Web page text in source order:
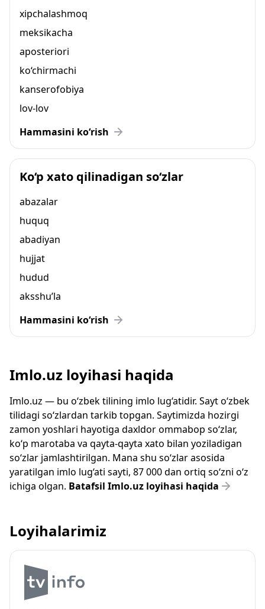
xipchalashmoq
meksikacha
aposteriori
ko‘chirmachi
kanserofobiya
lov-lov
Hammasini ko‘rish
Ko‘p xato qilinadigan so‘zlar
abazalar
huquq
abadiyan
hujjat
hudud
aksshu’la
Hammasini ko‘rish
Imlo.uz loyihasi haqida
Imlo.uz — bu o‘zbek tilining imlo lug‘atidir. Sayt o‘zbek
tilidagi so‘zlardan tarkib topgan. Saytimizda hozirgi
zamon yoshlari hayotiga daxldor ommabop so‘zlar,
ko‘p marotaba va qayta-qayta xato bilan yoziladigan
so‘zlar jamlashtirilgan. Mana shu so‘zlar asosida
yaratilgan imlo lug‘ati sayti, 87 000 dan ortiq so‘zni o‘z
ichiga olgan. Batafsil Imlo.uz loyihasi haqida
Loyihalarimiz